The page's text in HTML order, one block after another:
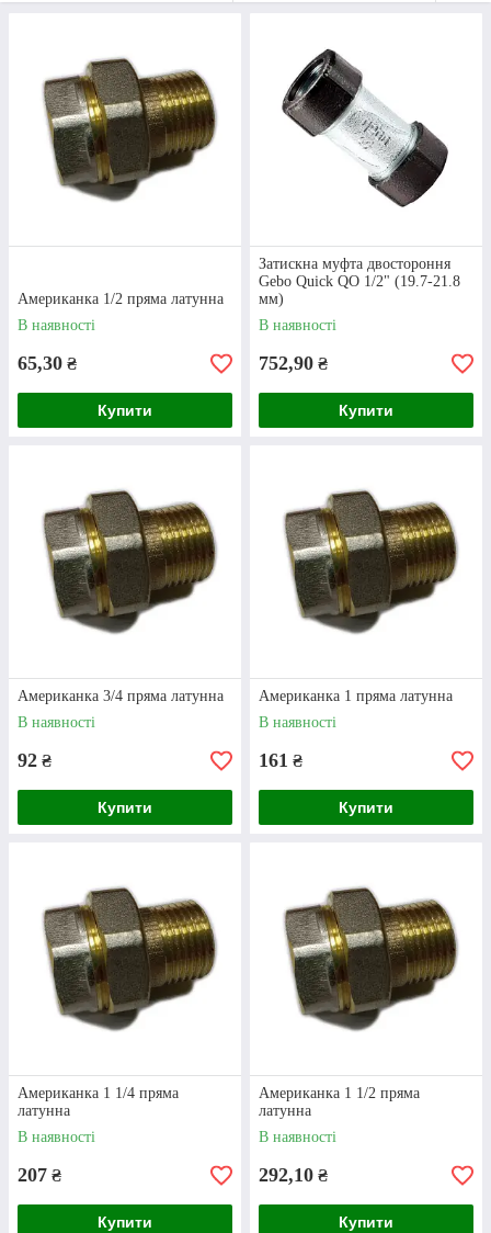
Уже понад 17 років ми займаємося продажем
різноманітної сантехніки, а також фітингів. У нас
можна придбати як котли та бойлери, так і
різноманітні перехідники. Уся продукція є
оригінальною, що підтверджено відповідними
сертифікатами.
З’єднання Американка: переваги
Наявність гайки та
ущільнювача
Американка 2 дюйма, так і будь-який інший
фітинг такого типу, затягується за допомогою
також дозволяє швидко зняти з’єднання, якщо
виникає необхідність замінити якусь частину
трубопроводу. Окремо варто відзначити, що
подібні фітинги продаються одразу з
ущільнювачем, що робить їх ще більш
практичними.
Варіативність
На ринку з’єднання Американка представлені у
величезній кількості варіантів. Вони
відрізняються між собою не лише розмірами, але
й конфігурацію. Це дає змогу підібрати той виріб,
значно полегшує роботу, коли доводиться
з’єднувати труби у важкодоступних місцях.
Американка 1/2 пряма латунна
В наявності
65,30 ₴
Купити
Затискна муфта двостороння
Gebo Quick QO 1/2" (19.7-21.8
мм)
В наявності
752,90 ₴
Купити
Американка 3/4 пряма латунна
В наявності
92 ₴
Купити
Американка 1 пряма латунна
В наявності
161 ₴
Купити
Американка 1 1/4 пряма
латунна
В наявності
207 ₴
Купити
Американка 1 1/2 пряма
латунна
В наявності
292,10 ₴
Купити